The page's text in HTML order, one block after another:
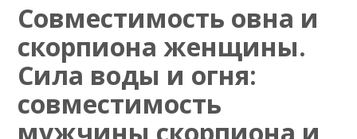
Совместимость овна и
скорпиона женщины.
Сила воды и огня:
совместимость